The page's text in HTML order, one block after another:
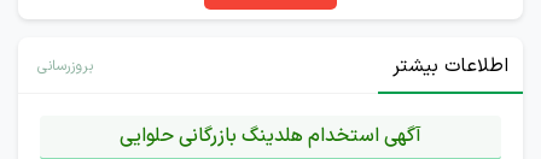
اطلاعات بیشتر بروزرسانی
آگهی استخدام هلدینگ بازرگانی حلوایی